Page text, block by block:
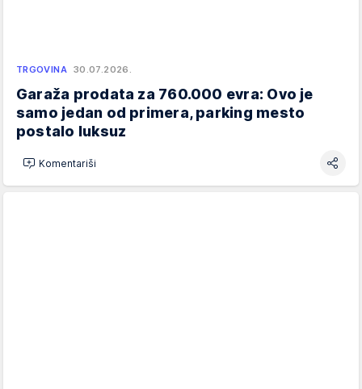
TRGOVINA 30.07.2026.
Garaža prodata za 760.000 evra: Ovo je
samo jedan od primera, parking mesto
postalo luksuz
Komentariši